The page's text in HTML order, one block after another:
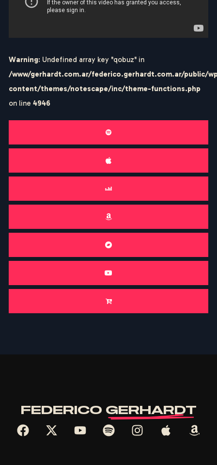
Si crees que dejarme es fácil
Cielos de oportunidad
Warning: Undefined array key "qobuz" in
/www/gerhardt.com.ar/federico.gerhardt.com.ar/public/
content/themes/notescape/inc/theme-functions.php
on line 4946
FEDERICO GERHARDT